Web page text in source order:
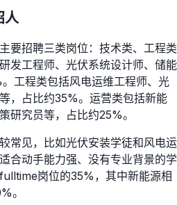
人
要招聘三类岗位：技术类、工程类
发工程师、光伏系统设计师、储能
工程类包括风电运维工程师、光
，占比约35%。运营类包括新能
研究员等，占比约25%。
常见，比如光伏安装学徒和风电运
合动手能力强、没有专业背景的学
岗位的35%，其中新能源相
。